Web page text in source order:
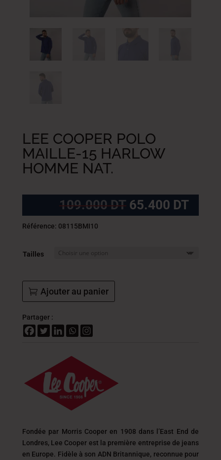
LEE COOPER POLO
MAILLE-15 HARLOW
HOMME NAT.
109.000DT Le
prix
65.400 DTLe
prix
Référence: 08115BMI10
Tailles
Ajouter au panier
Partager :
Fondée par Morris Cooper en 1908 dans l’East End de
Londres, Lee Cooper est la première entreprise de jeans
en Europe. Fidèle à son ADN Britannique, reconnue pour